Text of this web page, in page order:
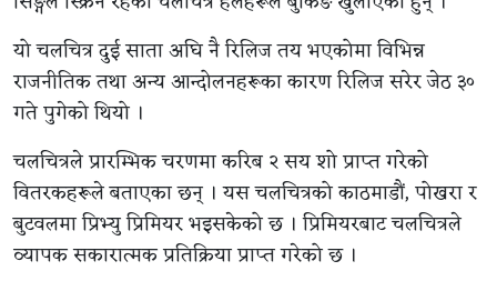
यो चलचित्र दुई साता अघि नै रिलिज तय भएकोमा विभिन्न
राजनीतिक तथा अन्य आन्दोलनहरूका कारण रिलिज सरेर जेठ ३०
गते पुगेको थियो ।
चलचित्रले प्रारम्भिक चरणमा करिब २ सय शो प्राप्त गरेको
वितरकहरूले बताएका छन् । यस चलचित्रको काठमाडौं, पोखरा र
बुटवलमा प्रिभ्यु प्रिमियर भइसकेको छ । प्रिमियरबाट चलचित्रले
व्यापक सकारात्मक प्रतिक्रिया प्राप्त गरेको छ ।